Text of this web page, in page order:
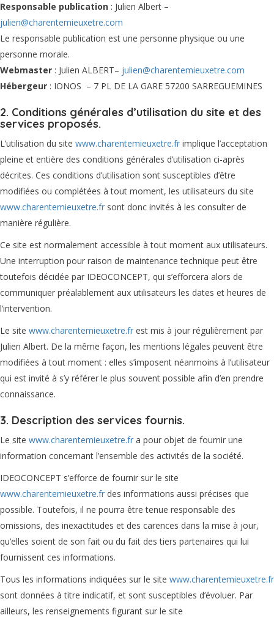
Responsable publication : Julien Albert –
julien@charentemieuxetre.com
Le responsable publication est une personne physique ou une
personne morale.
Webmaster : Julien ALBERT– julien@charentemieuxetre.com
Hébergeur : IONOS – 7 PL DE LA GARE 57200 SARREGUEMINES
2. Conditions générales d’utilisation du site et des
services proposés.
L’utilisation du site www.charentemieuxetre.fr implique l’acceptation
pleine et entière des conditions générales d’utilisation ci-après
décrites. Ces conditions d’utilisation sont susceptibles d’être
modifiées ou complétées à tout moment, les utilisateurs du site
www.charentemieuxetre.fr sont donc invités à les consulter de
manière régulière.
Ce site est normalement accessible à tout moment aux utilisateurs.
Une interruption pour raison de maintenance technique peut être
toutefois décidée par IDEOCONCEPT, qui s’efforcera alors de
communiquer préalablement aux utilisateurs les dates et heures de
l’intervention.
Le site www.charentemieuxetre.fr est mis à jour régulièrement par
Julien Albert. De la même façon, les mentions légales peuvent être
modifiées à tout moment : elles s’imposent néanmoins à l’utilisateur
qui est invité à s’y référer le plus souvent possible afin d’en prendre
connaissance.
3. Description des services fournis.
Le site www.charentemieuxetre.fr a pour objet de fournir une
information concernant l’ensemble des activités de la société.
IDEOCONCEPT s’efforce de fournir sur le site
www.charentemieuxetre.fr des informations aussi précises que
possible. Toutefois, il ne pourra être tenue responsable des
omissions, des inexactitudes et des carences dans la mise à jour,
qu’elles soient de son fait ou du fait des tiers partenaires qui lui
fournissent ces informations.
Tous les informations indiquées sur le site www.charentemieuxetre.fr
sont données à titre indicatif, et sont susceptibles d’évoluer. Par
ailleurs, les renseignements figurant sur le site